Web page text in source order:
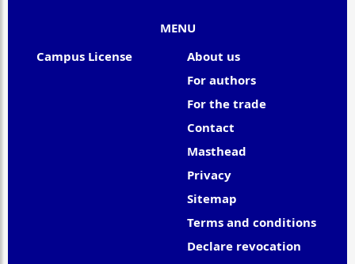
MENU
Campus License
About us
For authors
For the trade
Contact
Masthead
Privacy
Sitemap
Terms and conditions
Declare revocation